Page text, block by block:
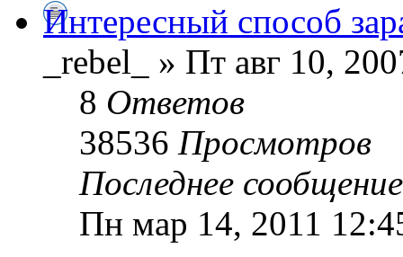
Интересный способ
_rebel_ » Пт авг 10,
8 Ответов
38536 Просмотров
Последнее
Пн мар 14, 2011